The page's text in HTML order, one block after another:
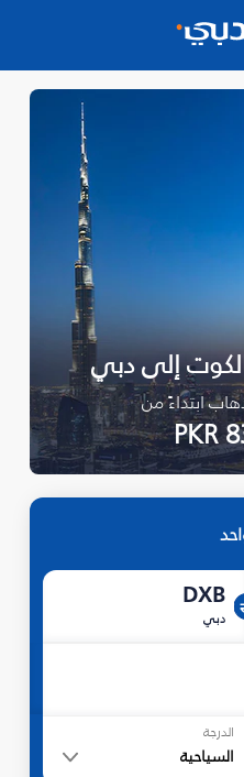
إلى دبي
ابتداءً من
DXB
دبي
الدرجة
السياحية